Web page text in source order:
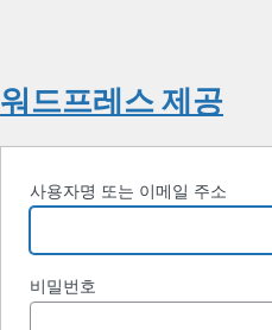
워드프레스 제공
사용자명 또는 이메일 주소
비밀번호